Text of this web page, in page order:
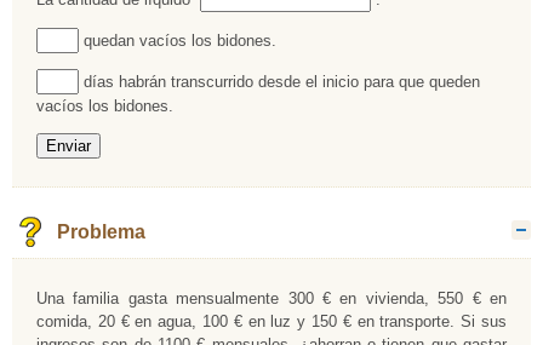
Rellenar huecos (2):
quedan vacíos los bidones.
Rellenar huecos (3):
días habrán transcurrido desde el inicio para que queden
vacíos los bidones.
Problema
Una familia gasta mensualmente 300 € en vivienda, 550 € en
comida, 20 € en agua, 100 € en luz y 150 € en transporte. Si sus